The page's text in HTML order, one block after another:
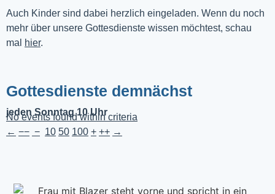
Auch Kinder sind dabei herzlich eingeladen. Wenn du noch
mehr über unsere Gottesdienste wissen möchtest, schau
mal
hier.
Gottesdienste demnächst
jeden Sonntag 10 Uhr
No events found within criteria
← −− − 10 50 100 + ++ →